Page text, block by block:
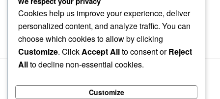
corps des femmes
Cookies help us improve your experience, deliver
personalized content, and analyze traffic. You can
choose which cookies to allow by clicking
Customize. ClickAccept Allto consent orReject
Allto decline non-essential cookies.
Customize